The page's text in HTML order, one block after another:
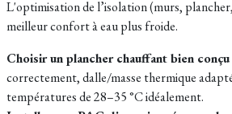
L'optimisation de l’isolation (murs,
meilleur confort à eau plus froide.
Choisir un plancher chauffant bien conçu
correctement, dalle/masse thermique
températures de 28–35 °C idéalement.